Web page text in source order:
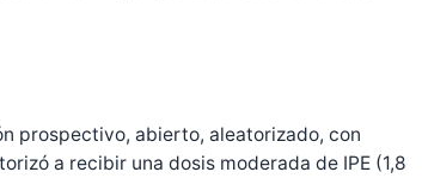
prospectivo, abierto, aleatorizado, con
a recibir una dosis moderada de IPE (1,8